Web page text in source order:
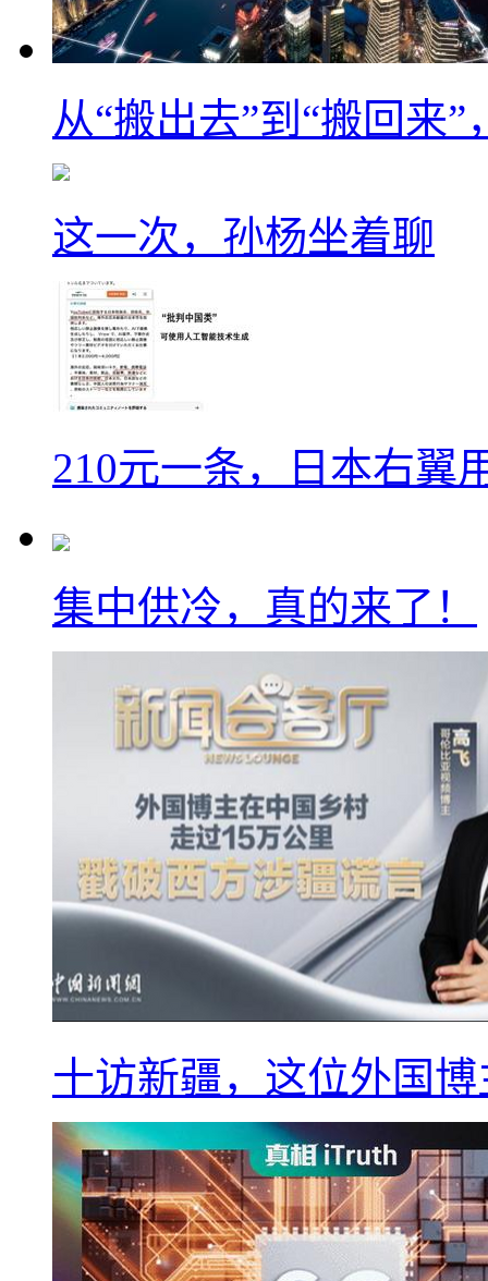
从“搬出去”到“搬回来
这一次，孙杨坐着聊
210元一条，日本右翼
集中供冷，真的来了！
十访新疆，这位外国